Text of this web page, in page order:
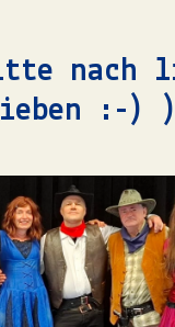
nach
:-) )